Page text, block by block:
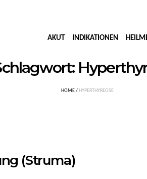
AKUT INDIKATIONEN
HOME/ HYPERTHYREOSE
(Struma)